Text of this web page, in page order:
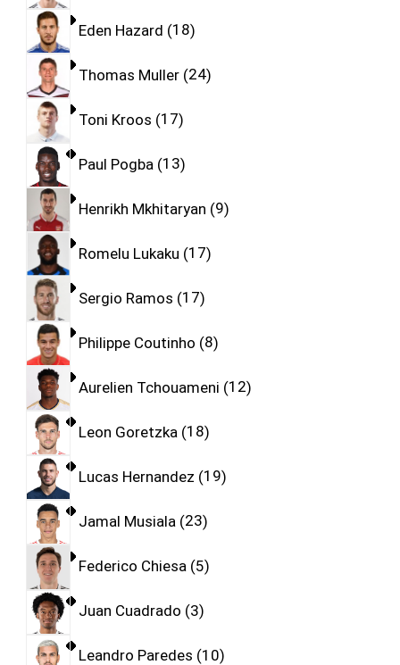
Eden Hazard 18
Thomas Muller 24
Toni Kroos 17
Paul Pogba 13
Henrikh Mkhitaryan 9
Romelu Lukaku 17
Sergio Ramos 17
Philippe Coutinho 8
Aurelien Tchouameni 12
Leon Goretzka 18
Lucas Hernandez 19
Jamal Musiala 23
Federico Chiesa 5
Juan Cuadrado 3
Leandro Paredes 10